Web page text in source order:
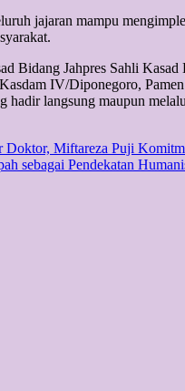
jajaran mampu
Bidang Jahpres Sahli
IV/Diponegoro,
hadir langsung maupun
Miftareza Puji
sebagai Pendekatan